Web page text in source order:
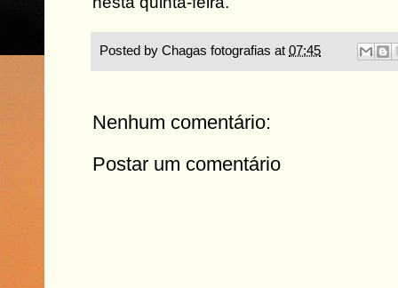
Posted by Chagas fotografias at 07:45
Nenhum comentário:
Postar um comentário